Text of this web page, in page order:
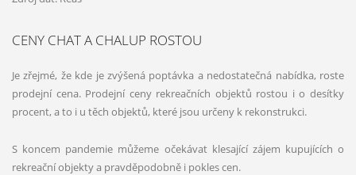
CENY CHAT A CHALUP ROSTOU
Je zřejmé, že kde je zvýšená poptávka a nedostatečná nabídka, roste
prodejní cena. Prodejní ceny rekreačních objektů rostou i o desítky
procent, a to i u těch objektů, které jsou určeny k rekonstrukci.
S koncem pandemie můžeme očekávat klesající zájem kupujících o
rekreační objekty a pravděpodobně i pokles cen.